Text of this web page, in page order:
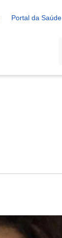
Portal da Saúde